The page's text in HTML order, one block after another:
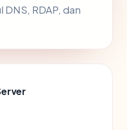
RDAP, dan